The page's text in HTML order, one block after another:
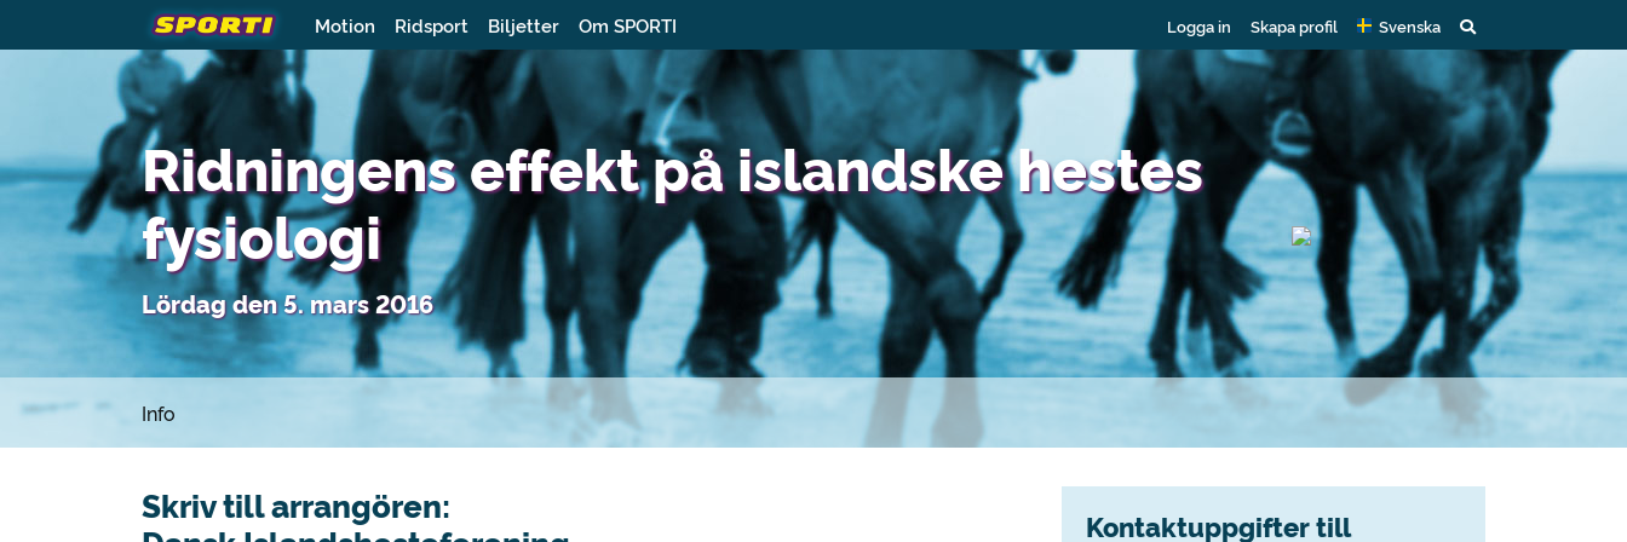
Motion Ridsport Biljetter Om SPORTI Logga in Skapa profil Svenska
Ridningens effekt på islandske hestes
fysiologi
Lördag den 5. mars 2016
Info
Skriv till arrangören:
Kontaktuppgifter till